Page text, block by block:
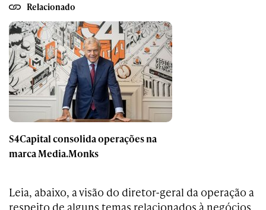
Relacionado
S4Capital consolida operações na
marca Media.Monks
Leia, abaixo, a visão do diretor-geral da operação a
respeito de alguns temas relacionados à negócios,